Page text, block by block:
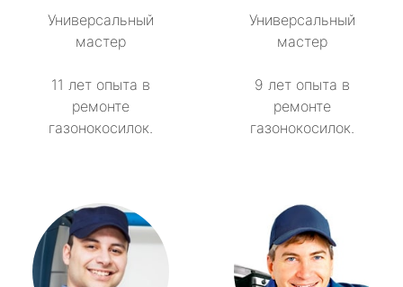
Универсальный
мастер
11 лет опыта в
ремонте
газонокосилок.
Универсальный
мастер
9 лет опыта в
ремонте
газонокосилок.